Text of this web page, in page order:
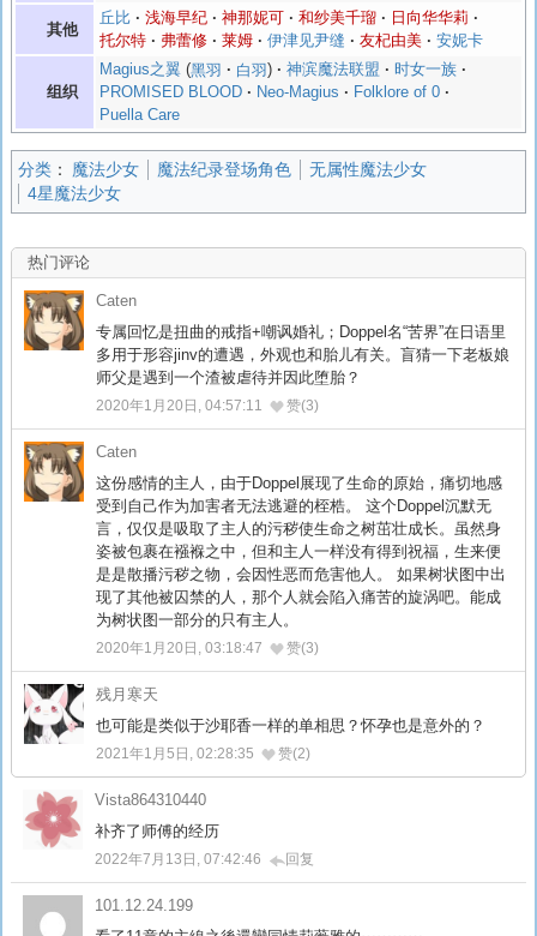
其他
丘比 浅海早纪 神那妮可 和纱美千瑠
日向华华莉
托尔特
弗蕾修 莱姆 伊津见尹缝 友杞由美 安妮卡
组织
Magius之翼 黑羽 白羽 神滨魔法联盟
时女一族
PROMISED BLOOD
Neo-Magius
Folklore of 0
Puella Care
分类： 魔法少女 魔法纪录登场角色
无属性魔法少女
4星魔法少女
热门评论
Caten
专属回忆是扭曲的戒指+嘲讽婚礼；Doppel名“苦界”在日语里
多用于形容jinv的遭遇，外观也和胎儿有关。盲猜一下老板娘
师父是遇到一个渣被虐待并因此堕胎？
2020年1月20日, 04:57:11 赞(3)
Caten
这份感情的主人，由于Doppel展现了生命的原始，痛切地感
受到自己作为加害者无法逃避的桎梏。 这个Doppel沉默无
言，仅仅是吸取了主人的污秽使生命之树茁壮成长。虽然身
姿被包裹在襁褓之中，但和主人一样没有得到祝福，生来便
是是散播污秽之物，会因性恶而危害他人。 如果树状图中出
现了其他被囚禁的人，那个人就会陷入痛苦的旋涡吧。能成
为树状图一部分的只有主人。
2020年1月20日, 03:18:47 赞(3)
残月寒天
也可能是类似于沙耶香一样的单相思？怀孕也是意外的？
2021年1月5日, 02:28:35 赞(2)
Vista864310440
补齐了师傅的经历
2022年7月13日, 07:42:46 回复
101.12.24.199